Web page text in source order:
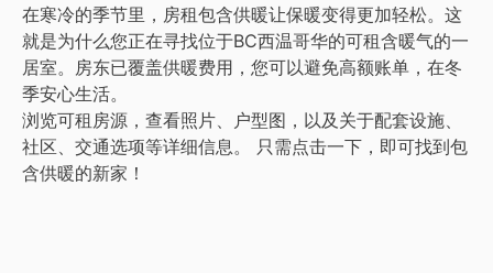
在寒冷的季节里，房租包含供暖让保暖变得更加轻松。这
就是为什么您正在寻找位于BC西温哥华的可租含暖气的一
居室。房东已覆盖供暖费用，您可以避免高额账单，在冬
季安心生活。
浏览可租房源，查看照片、户型图，以及关于配套设施、
社区、交通选项等详细信息。
只需点击一下，即可找到包
含供暖的新家！